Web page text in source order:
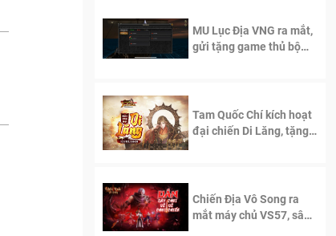
MU Lục Địa VNG ra mắt,
gửi tặng game thủ bộ
Tam Quốc Chí kích hoạt
đại chiến Di Lăng, tặng
Chiến Địa Vô Song ra
mắt máy chủ VS57, sân